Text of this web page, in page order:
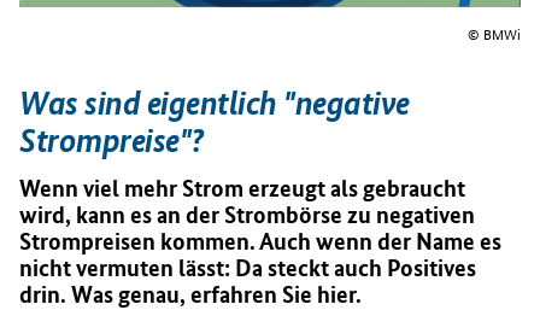
© BMWi
Was sind eigentlich "negative
Strompreise"?
Wenn viel mehr Strom erzeugt als gebraucht
wird, kann es an der Strombörse zu negativen
Strompreisen kommen. Auch wenn der Name es
nicht vermuten lässt: Da steckt auch Positives
drin. Was genau, erfahren Sie hier.